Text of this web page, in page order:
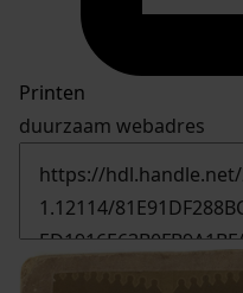
Printen
duurzaam webadres